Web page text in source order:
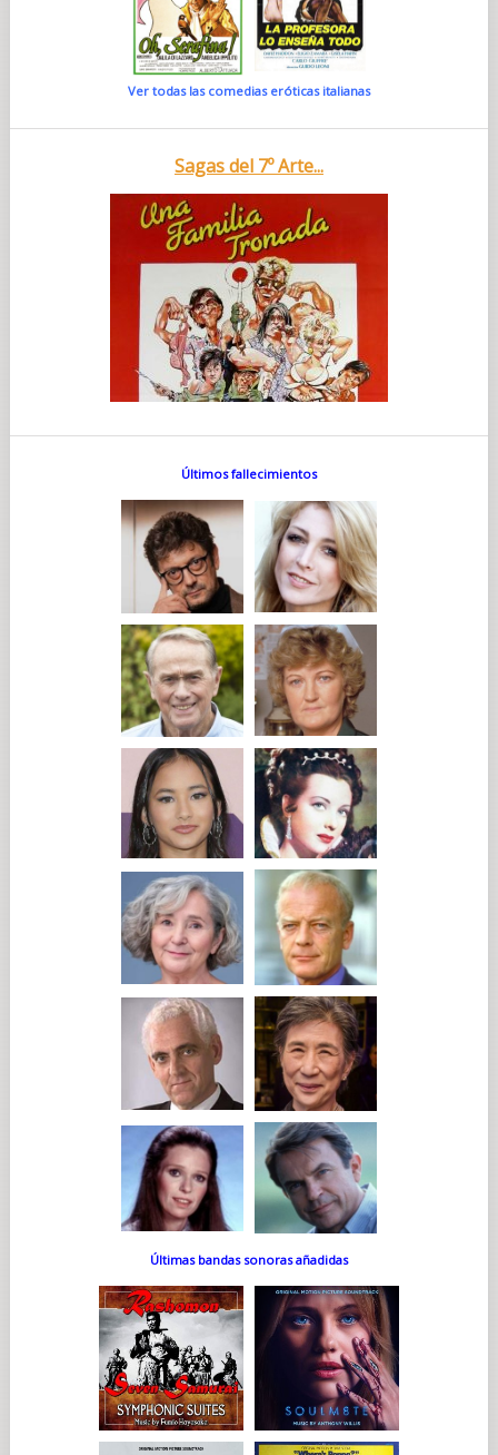
Ver todas las comedias eróticas italianas
Sagas del 7º Arte...
Últimos fallecimientos
Últimas bandas sonoras añadidas